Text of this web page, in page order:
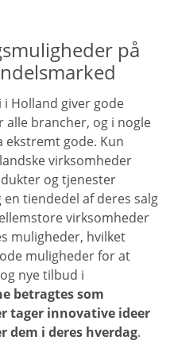
på
Holland giver gode
brancher, og i nogle
gode. Kun
virksomheder
og tjenester
tiendedel af deres salg
virksomheder
muligheder, hvilket
muligheder for at
nye tilbud i
betragtes som
tager innovative ideer
dem i deres hverdag.